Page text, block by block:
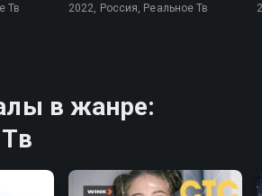
Тв 2022, Россия, Реальное Тв
в жанре: